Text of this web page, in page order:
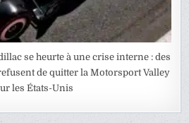
se heurte à une crise interne : des
de quitter la Motorsport Valley
les États-Unis